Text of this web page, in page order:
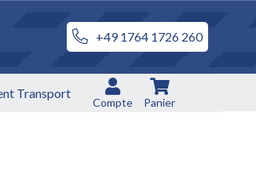
+49 1764 1726 260
Transport
Compte Panier